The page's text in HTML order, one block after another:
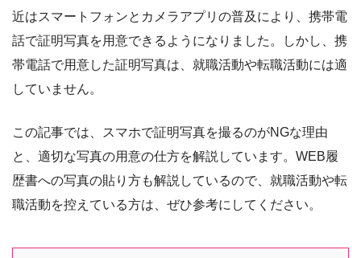
近はスマートフォンとカメラアプリの普及により、携帯電
話で証明写真を用意できるようになりました。しかし、携
帯電話で用意した証明写真は、就職活動や転職活動には適
していません。
この記事では、スマホで証明写真を撮るのがNGな理由
と、適切な写真の用意の仕方を解説しています。WEB履
歴書への写真の貼り方も解説しているので、就職活動や転
職活動を控えている方は、ぜひ参考にしてください。